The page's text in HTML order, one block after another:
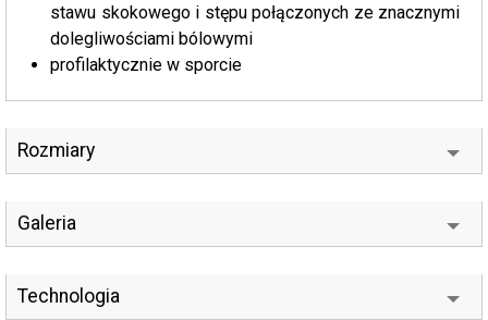
stawu skokowego i stępu połączonych ze znacznymi
dolegliwościami bólowymi
profilaktycznie w sporcie
Rozmiary
Galeria
Technologia